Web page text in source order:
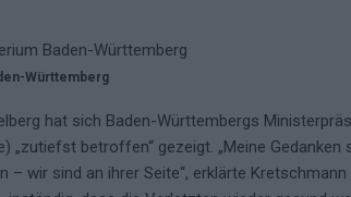
– der Europa-Park 2026 macht vieles neu
beunruhigend – unser Kommentar zum ESC 2026
Württemberg
hat sich Baden-Württembergs
„zutiefst betroffen“ gezeigt. „Meine Gedanken
– wir sind an ihrer Seite“, erklärte Kretschmann